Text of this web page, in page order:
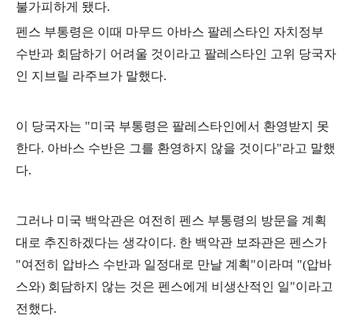
불가피하게 됐다.
펜스 부통령은 이때 마무드 아바스 팔레스타인 자치정부
수반과 회담하기 어려울 것이라고 팔레스타인 고위 당국자
인 지브릴 라주브가 말했다.
이 당국자는 "미국 부통령은 팔레스타인에서 환영받지 못
한다. 아바스 수반은 그를 환영하지 않을 것이다"라고 말했
다.
그러나 미국 백악관은 여전히 펜스 부통령의 방문을 계획
대로 추진하겠다는 생각이다. 한 백악관 보좌관은 펜스가
"여전히 압바스 수반과 일정대로 만날 계획"이라며 "(압바
스와) 회담하지 않는 것은 펜스에게 비생산적인 일"이라고
전했다.